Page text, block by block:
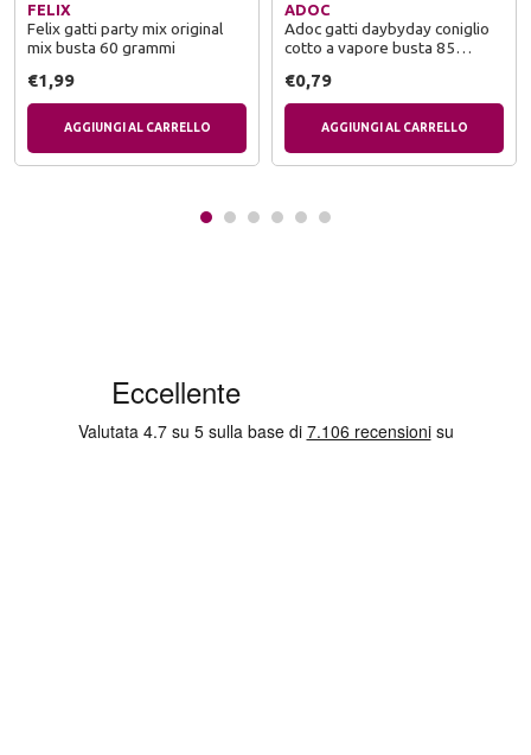
FELIX
Felix gatti party mix original
mix busta 60 grammi
€1,99
AGGIUNGI AL CARRELLO
ADOC
Adoc gatti daybyday coniglio
cotto a vapore busta 85
€0,79
AGGIUNGI AL CARRELLO